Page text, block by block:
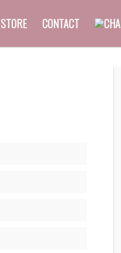
STORE CONTACT